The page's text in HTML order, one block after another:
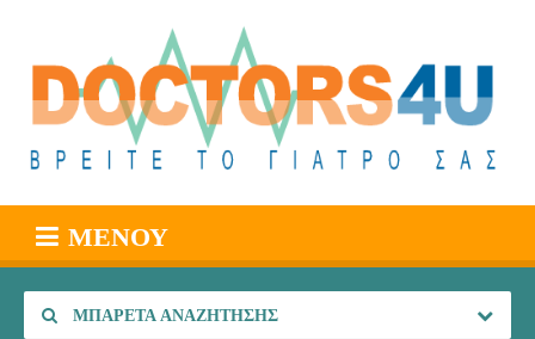
ΜΕΝΟΎ
ΜΠΑΡΈΤΑ ΑΝΑΖΉΤΗΣΗΣ